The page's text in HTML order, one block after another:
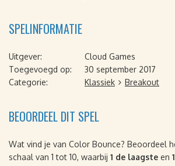
SPELINFORMATIE
Uitgever:
Cloud Games
Toegevoegd op:
30 september 2017
Categorie:
Klassiek Breakout
BEOORDEEL DIT SPEL
Wat vind je van Color Bounce? Beoordeel
schaal van 1 tot 10, waarbij 1 de laagste en